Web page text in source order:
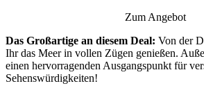
Zum Angebot
Das Großartige an diesem Deal: Von der
Ihr das Meer in vollen Zügen genießen.
einen hervorragenden Ausgangspunkt für
Sehenswürdigkeiten!